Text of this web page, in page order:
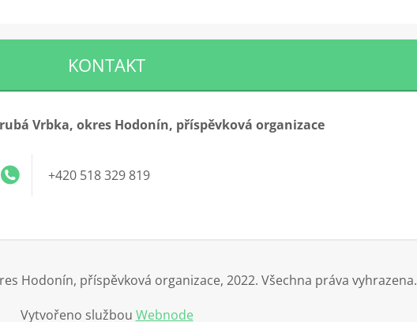
KONTAKT
Vrbka, okres Hodonín, příspěvková organizace
+420 518 329 819
Hodonín, příspěvková organizace, 2022. Všechna práva vyhrazena.
Vytvořeno službou Webnode